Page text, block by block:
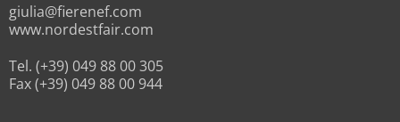
giulia@fierenef.com
www.nordestfair.com
Tel. (+39) 049 88 00 305
Fax (+39) 049 88 00 944